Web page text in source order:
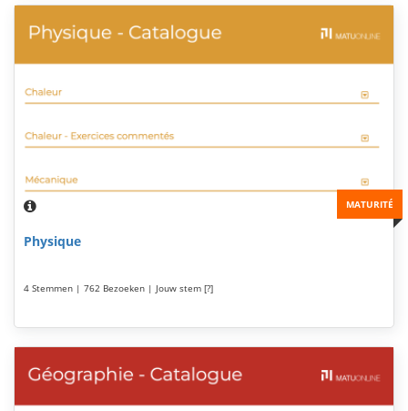
MATURITÉ
Physique
4 Stemmen | 762 Bezoeken | Jouw stem [?]